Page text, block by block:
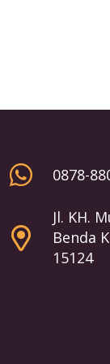
0878-
Jl. KH.
Benda
15124